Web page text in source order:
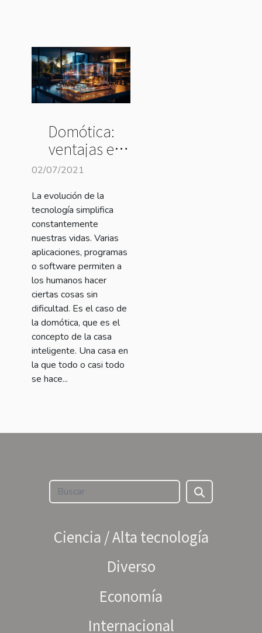
Domótica:
ventajas e
inconvenientes
02/07/2021
La evolución de la
tecnología simplifica
constantemente
nuestras vidas. Varias
aplicaciones, programas
o software permiten a
los humanos hacer
ciertas cosas sin
dificultad. Es el caso de
la domótica, que es el
concepto de la casa
inteligente. Una casa en
la que todo o casi todo
se hace...
Ciencia / Alta tecnología
Diverso
Economía
Internacional